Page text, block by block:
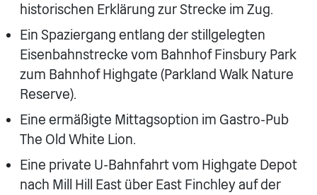
historischen Erklärung zur Strecke im Zug.
Ein Spaziergang entlang der stillgelegten
Eisenbahnstrecke vom Bahnhof Finsbury Park
zum Bahnhof Highgate (Parkland Walk Nature
Reserve).
Eine ermäßigte Mittagsoption im Gastro-Pub
The Old White Lion.
Eine private U-Bahnfahrt vom Highgate Depot
nach Mill Hill East über East Finchley auf der